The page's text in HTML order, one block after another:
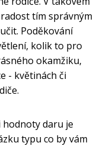
tím správným
Poděkování
kolik to pro
okamžiku,
- květinách či
daru je
typu co by vám